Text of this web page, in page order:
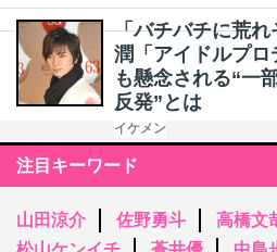
「バチバチに荒
潤「アイドルプ
も懸念される“一
反発”とは
イケメン
注目キーワード
山田涼介 佐野勇斗 高橋文